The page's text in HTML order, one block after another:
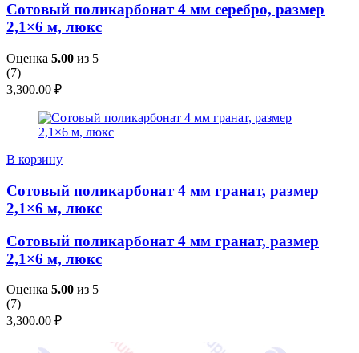
Сотовый поликарбонат 4 мм серебро, размер
2,1×6 м, люкс
Оценка 5.00 из 5
(7)
3,300.00 ₽
В корзину
Сотовый поликарбонат 4 мм гранат, размер
2,1×6 м, люкс
Сотовый поликарбонат 4 мм гранат, размер
2,1×6 м, люкс
Оценка 5.00 из 5
(7)
3,300.00 ₽